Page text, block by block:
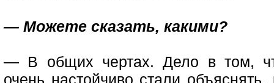
— Можете сказать, какими?
— В общих чертах. Дело в том,
очень настойчиво стали